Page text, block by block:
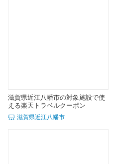
滋賀県近江八幡市の対象施設で使
える楽天トラベルクーポン
滋賀県近江八幡市